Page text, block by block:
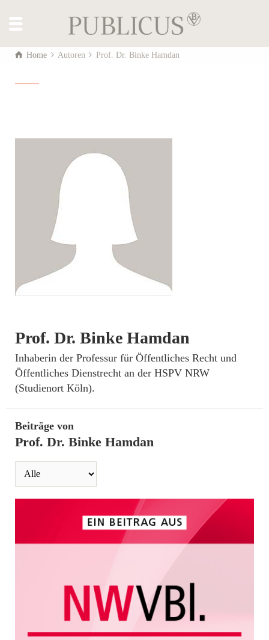
Home Autoren Prof. Dr. Binke Hamdan
Prof. Dr. Binke Hamdan
­Inhaberin der Professur für Öffentliches Recht und
Öffentliches Dienstrecht an der HSPV NRW
(Studienort Köln).
Beiträge von
Prof. Dr. Binke Hamdan